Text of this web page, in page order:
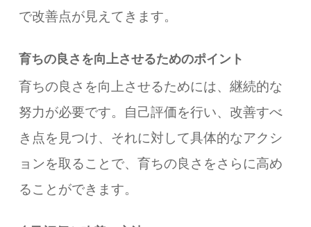
で改善点が見えてきます。
育ちの良さを向上させるためのポイント
育ちの良さを向上させるためには、継続的な
努力が必要です。自己評価を行い、改善すべ
き点を見つけ、それに対して具体的なアクシ
ョンを取ることで、育ちの良さをさらに高め
ることができます。